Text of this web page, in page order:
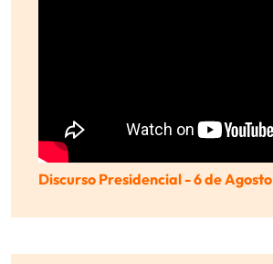
Discurso Presidencial - 6 de Agosto